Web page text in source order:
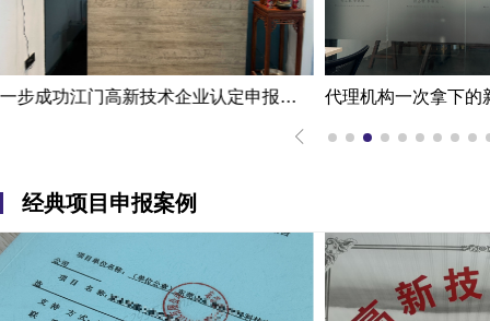
家高新企业认定条件 代理机构一次拿下的新能源企业江门高新技术企业认定申报案例
经典项目申报案例